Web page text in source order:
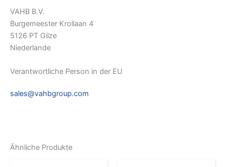
VAHB B.V.
Burgemeester Krollaan 4
5126 PT Gilze
Niederlande
Verantwortliche Person in der EU
sales@vahbgroup.com
Ähnliche Produkte